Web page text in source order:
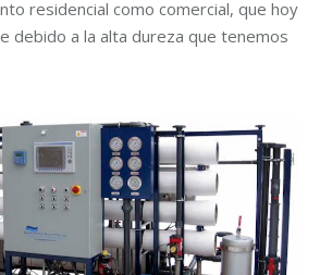
residencial como comercial, que hoy
debido a la alta dureza que tenemos